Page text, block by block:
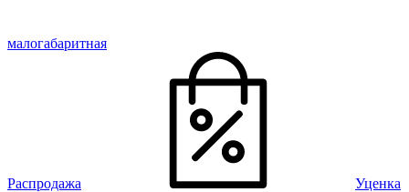
малогабаритная
Распродажа Уценка